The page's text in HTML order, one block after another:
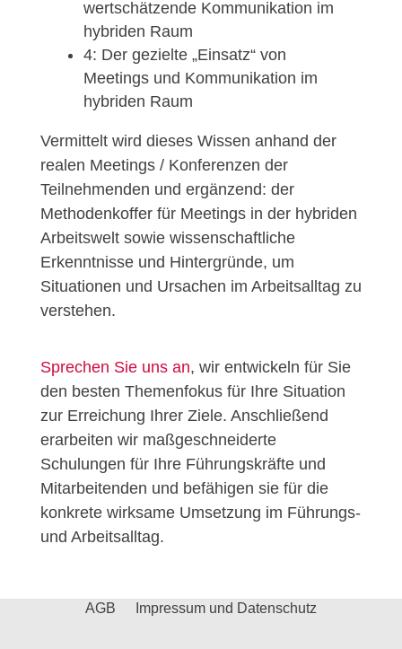
wertschätzende Kommunikation im
hybriden Raum
4: Der gezielte „Einsatz“ von
Meetings und Kommunikation im
hybriden Raum
Vermittelt wird dieses Wissen anhand der
realen Meetings / Konferenzen der
Teilnehmenden und ergänzend: der
Methodenkoffer für Meetings in der hybriden
Arbeitswelt sowie wissenschaftliche
Erkenntnisse und Hintergründe, um
Situationen und Ursachen im Arbeitsalltag zu
verstehen.
Sprechen Sie uns an, wir entwickeln für Sie
den besten Themenfokus für Ihre Situation
zur Erreichung Ihrer Ziele. Anschließend
erarbeiten wir maßgeschneiderte
Schulungen für Ihre Führungskräfte und
Mitarbeitenden und befähigen sie für die
konkrete wirksame Umsetzung im Führungs-
und Arbeitsalltag.
AGB Impressum und Datenschutz